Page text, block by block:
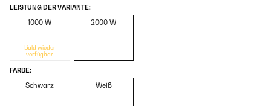
LEISTUNG DER VARIANTE:
1000 W
Bald wieder
verfügbar
2000 W
FARBE:
Schwarz Weiß